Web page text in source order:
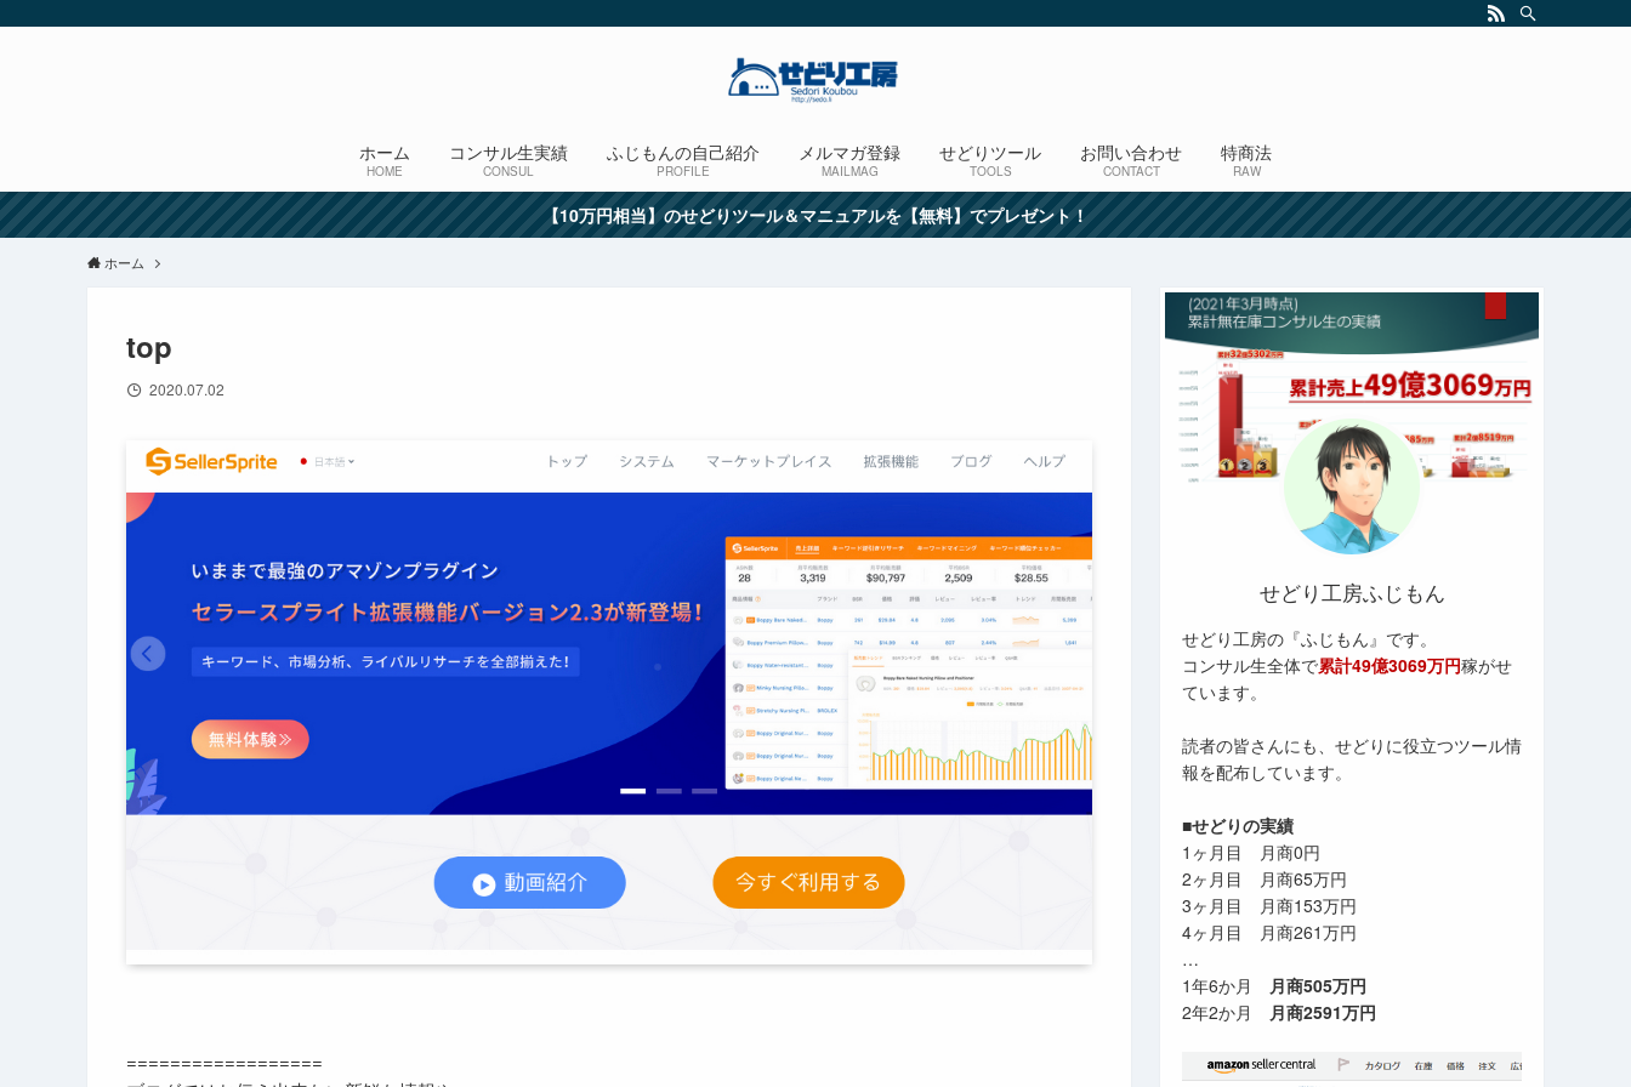
ホーム
HOME
コンサル生実績
CONSUL
ふじもんの自己紹介
PROFILE
メルマガ登録
MAILMAG
せどりツール
TOOLS
お問い合わせ
CONTACT
特商法
RAW
【10万円相当】のせどりツール＆マニュアルを【無料】でプレゼント！
ホーム
top
2020.07.02
==================
せどり工房ふじもん
せどり工房の『ふじもん』です。
コンサル生全体で累計49億3069万円稼がせ
ています。
読者の皆さんにも、せどりに役立つツール情
報を配布しています。
■せどりの実績
1ヶ月目 月商0円
2ヶ月目 月商65万円
3ヶ月目 月商153万円
4ヶ月目 月商261万円
…
1年6か月 月商505万円
2年2か月 月商2591万円